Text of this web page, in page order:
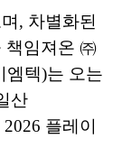
, 차별화된
책임져온 ㈜
엠텍)는 오는
산
플레이